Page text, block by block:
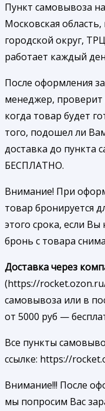
Пункт самовывоза
Московская
городской округ,
работает каждый
После оформления
менеджер,
когда товар будет
того, подошел ли
доставка до пункта
БЕСПЛАТНО.
Внимание! При
товар бронируется
этого срока, если
бронь с товара
Доставка через
(https://
самовывоза или в
от 5000 руб —
Все пункты
ссылке: https://
Внимание!!! После
мы попросим Вас